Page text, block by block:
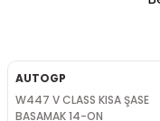
AUTOGP
W447 V CLASS KISA ŞASE
BASAMAK 14-ON